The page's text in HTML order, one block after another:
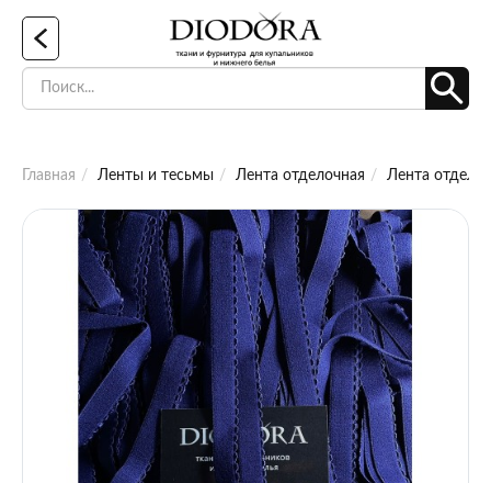
Главная Ленты и тесьмы Лента отделочная Лента